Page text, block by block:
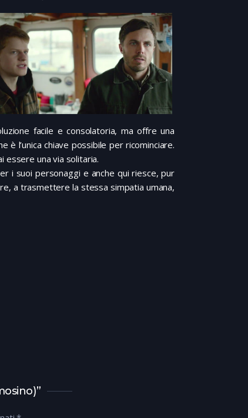
facile e consolatoria, ma offre una
l’unica chiave possibile per ricominciare.
essere una via solitaria.
i suoi personaggi e anche qui riesce, pur
a trasmettere la stessa simpatia umana,